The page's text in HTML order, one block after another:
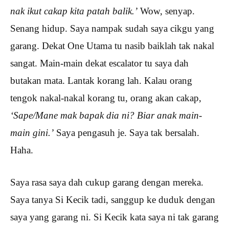
nak ikut cakap kita patah balik.’ Wow, senyap.
Senang hidup. Saya nampak sudah saya cikgu yang
garang. Dekat One Utama tu nasib baiklah tak nakal
sangat. Main-main dekat escalator tu saya dah
butakan mata. Lantak korang lah. Kalau orang
tengok nakal-nakal korang tu, orang akan cakap,
‘Sape/Mane mak bapak dia ni? Biar anak main-
main gini.’ Saya pengasuh je. Saya tak bersalah.
Haha.
Saya rasa saya dah cukup garang dengan mereka.
Saya tanya Si Kecik tadi, sanggup ke duduk dengan
saya yang garang ni. Si Kecik kata saya ni tak garang